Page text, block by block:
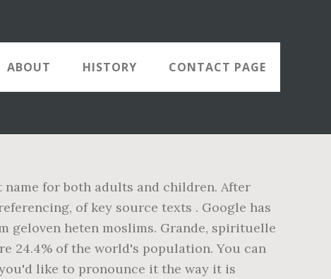
ABOUT HISTORY CONTACT PAGE
name for both adults and children. After
of key source texts . Google has
geloven heten moslims. Grande, spirituelle
24.4% of the world's population. You can
like to pronounce it the way it is